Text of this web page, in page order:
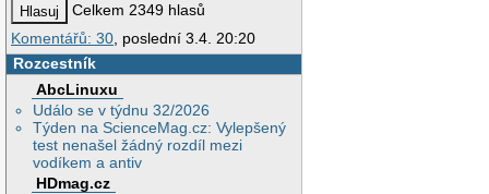
Celkem 2349 hlasů
Komentářů: 30 , poslední 3.4. 20:20
Rozcestník
AbcLinuxu
Událo se v týdnu 32/2026
Týden na ScienceMag.cz: Vylepšený
test nenašel žádný rozdíl mezi
vodíkem a antiv
HDmag.cz